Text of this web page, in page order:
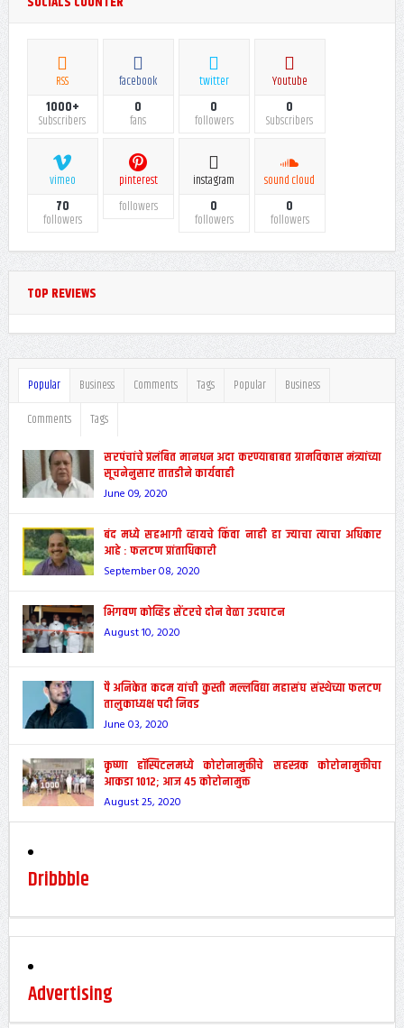
RSS
1000+
Subscribers
facebook
0
fans
twitter
0
followers
Youtube
0
Subscribers
vimeo
70
followers
pinterest
followers
instagram
0
followers
sound cloud
0
followers
TOP REVIEWS
Popular Business Comments Tags Popular
Business
Comments
Tags
सरपंचांचे प्रलंबित मानधन अदा करण्याबाबत ग्रामविकास मंत्र्यांच्या
सूचनेनुसार तातडीने कार्यवाही
June 09, 2020
बंद मध्ये सहभागी व्हायचे किंवा नाही हा ज्याचा त्याचा अधिकार
आहे : फलटण प्रांताधिकारी
September 08, 2020
भिगवण कोव्हिड सेंटरचे दोन वेळा उदघाटन
August 10, 2020
पै अनिकेत कदम यांची कुस्ती मल्लविद्या महासंघ संस्थेच्या फलटण
तालुकाध्यक्ष पदी निवड
June 03, 2020
कृष्णा हॉस्पिटलमध्ये कोरोनामुक्तीचे सहस्त्रक कोरोनामुक्तीचा
आकडा 1012; आज 45 कोरोनामुक्त
August 25, 2020
Dribbble
Advertising